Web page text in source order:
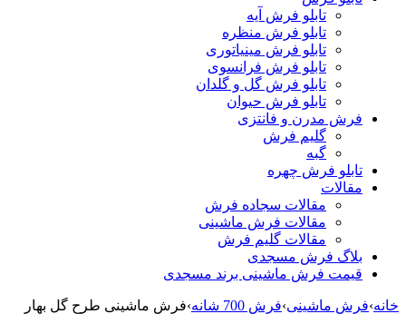
تابلو فرش آیه
تابلو فرش منظره
تابلو فرش مینیاتوری
تابلو فرش فرانسوی
تابلو فرش گل و گلدان
تابلو فرش حیوان
فرش مدرن و فانتزی
گلیم فرش
گبه
تابلو فرش چهره
مقالات
مقالات سجاده فرش
مقالات فرش ماشینی
مقالات گلیم فرش
بلاگ فرش مسجدی
قیمت فرش ماشینی برند مسجدی
خانه›فرش ماشینی›فرش 700 شانه ›فرش ماشینی طرح گل بهار